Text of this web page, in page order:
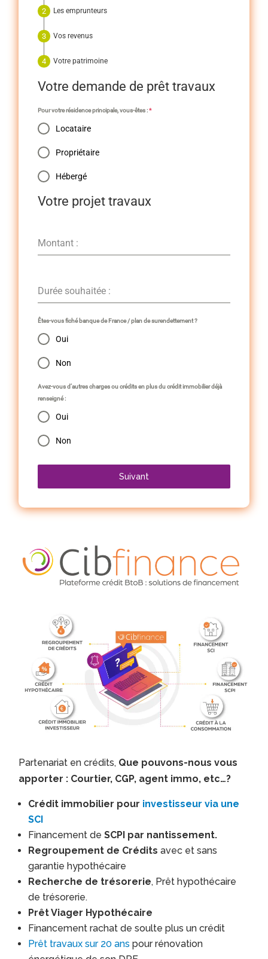
Les emprunteurs
Vos revenus
Votre patrimoine
Votre demande de prêt travaux
Pour votre résidence principale, vous-êtes :*
Locataire
Propriétaire
Hébergé
Votre projet travaux
Montant :
Durée souhaitée :
Êtes-vous fiché banque de France / plan de surendettement ?
Oui
Non
Avez-vous d’autres charges ou crédits en plus du crédit immobilier déjà
renseigné :
Oui
Non
Suivant
Partenariat en crédits, Que pouvons-nous vous
apporter : Courtier, CGP, agent immo, etc…?
Crédit immobilier pour investisseur via une
SCI
Financement deSCPI par nantissement.
Regroupement de Créditsavec et sans
garantie hypothécaire
Recherche de trésorerie, Prêt hypothécaire
de trésorerie.
Prêt Viager Hypothécaire
Financement rachat de soulte plus un crédit
Prêt travaux sur 20 ans pour rénovation